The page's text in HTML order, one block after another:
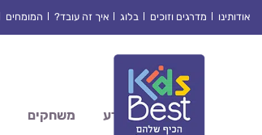
אודותינו מדרגים וזוכים בלוג איך זה עובד? המומחים
מדע משחקים